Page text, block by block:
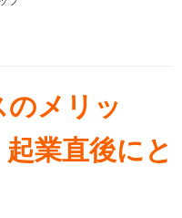
のメリッ
業直後にと